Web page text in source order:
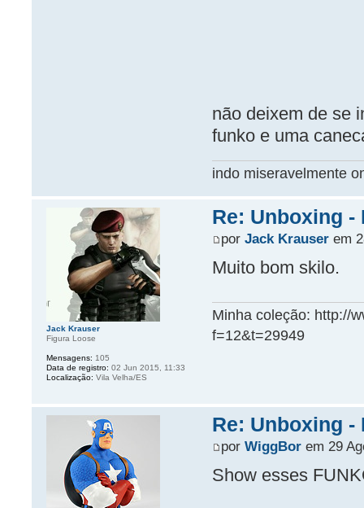
não deixem de se
funko e uma
indo miseravelmente
Re: Unboxing -
por Jack Krauserem
Muito bom skilo.
Minha coleção: http://
f=12&t=29949
Jack Krauser
Figura Loose
Mensagens: 105
Data de registro: 02 Jun 2015, 11:33
Localização: Vila Velha/ES
Re: Unboxing -
por WiggBorem 29
Show esses